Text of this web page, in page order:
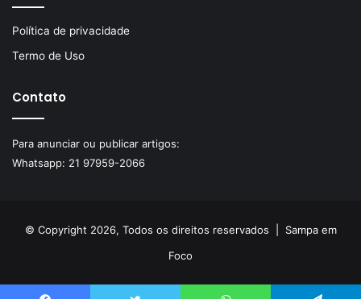
Política de privacidade
Termo de Uso
Contato
Para anunciar ou publicar artigos:
Whatsapp: 21 97959-2066
© Copyright 2026, Todos os direitos reservados | Sampa em
Foco